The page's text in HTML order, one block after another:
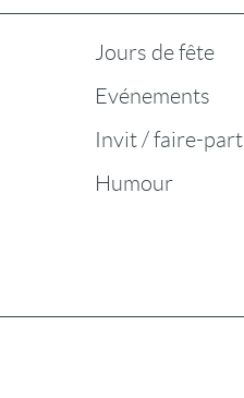
Jours de fête
Evénements
Invit / faire-part
Humour